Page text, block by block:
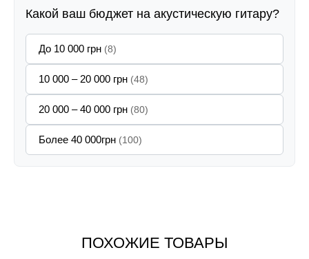
Какой ваш бюджет на акустическую гитару?
До 10 000 грн (8)
10 000 – 20 000 грн (48)
20 000 – 40 000 грн (80)
Более 40 000грн (100)
ПОХОЖИЕ ТОВАРЫ